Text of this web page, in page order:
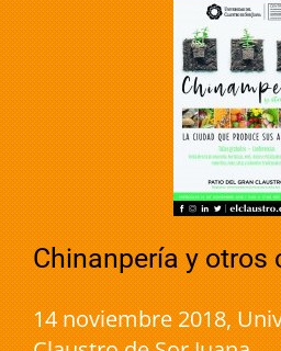
Chinanpería y otros
14 noviembre 2018,